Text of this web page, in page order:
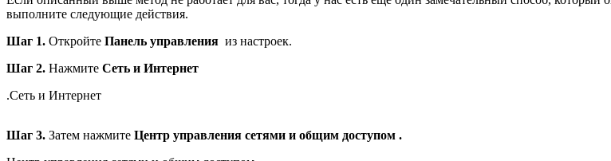
выполните следующие действия.
Шаг 1. Откройте Панель управления из настроек.
Шаг 2. Нажмите Сеть и Интернет
.Сеть и Интернет
Шаг 3. Затем нажмите Центр управления сетями и общим доступом .